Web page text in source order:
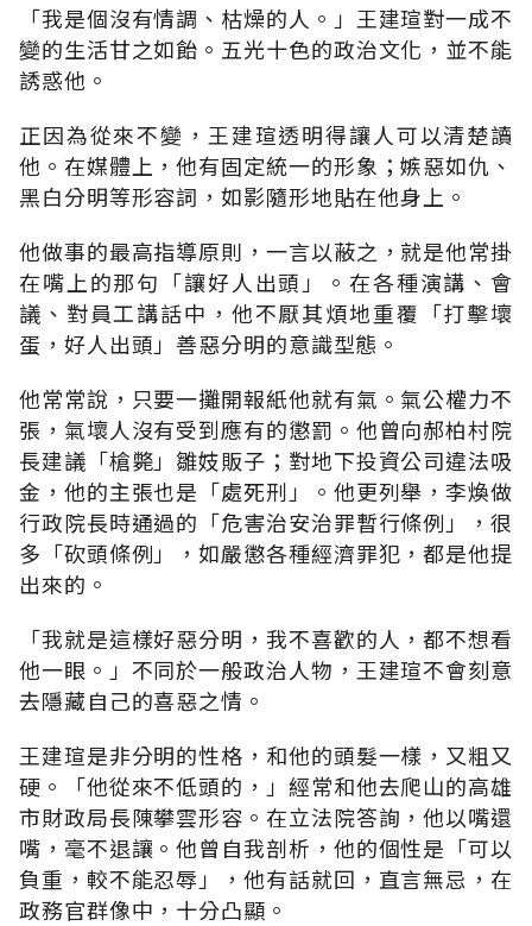
「我是個沒有情調、枯燥的人。」王建瑄對一成不
變的生活甘之如飴。五光十色的政治文化，並不能
誘惑他。
正因為從來不變，王建瑄透明得讓人可以清楚讀
他。在媒體上，他有固定統一的形象；嫉惡如仇、
黑白分明等形容詞，如影隨形地貼在他身上。
他做事的最高指導原則，一言以蔽之，就是他常掛
在嘴上的那句「讓好人出頭」。在各種演講、會
議、對員工講話中，他不厭其煩地重覆「打擊壞
蛋，好人出頭」善惡分明的意識型態。
他常常說，只要一攤開報紙他就有氣。氣公權力不
張，氣壞人沒有受到應有的懲罰。他曾向郝柏村院
長建議「槍斃」雛妓販子；對地下投資公司違法吸
金，他的主張也是「處死刑」。他更列舉，李煥做
行政院長時通過的「危害治安治罪暫行條例」，很
多「砍頭條例」，如嚴懲各種經濟罪犯，都是他提
出來的。
「我就是這樣好惡分明，我不喜歡的人，都不想看
他一眼。」不同於一般政治人物，王建瑄不會刻意
去隱藏自己的喜惡之情。
王建瑄是非分明的性格，和他的頭髮一樣，又粗又
硬。「他從來不低頭的，」經常和他去爬山的高雄
市財政局長陳攀雲形容。在立法院答詢，他以嘴還
嘴，毫不退讓。他曾自我剖析，他的個性是「可以
負重，較不能忍辱」，他有話就回，直言無忌，在
政務官群像中，十分凸顯。